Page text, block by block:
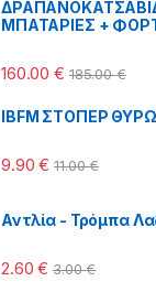
ΜΠΑΤΑΡΙΕΣ +
160.00€ 185.00€
IBFM ΣΤΟΠΕΡ
9.90€ 11.00€
Αντλία - Τρόμπα
2.60€ 3.00€